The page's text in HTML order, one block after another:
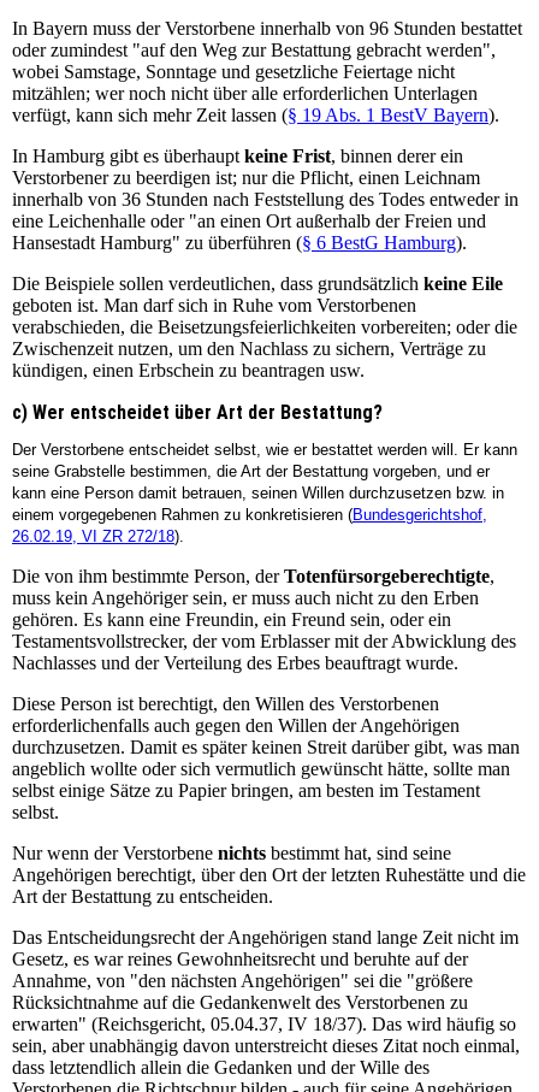
In Bayern muss der Verstorbene innerhalb von 96 Stunden bestattet
oder zumindest "auf den Weg zur Bestattung gebracht werden",
wobei Samstage, Sonntage und gesetzliche Feiertage nicht
mitzählen; wer noch nicht über alle erforderlichen Unterlagen
verfügt, kann sich mehr Zeit lassen (§ 19 Abs. 1 BestV Bayern).
In Hamburg gibt es überhaupt keine Frist, binnen derer ein
Verstorbener zu beerdigen ist; nur die Pflicht, einen Leichnam
innerhalb von 36 Stunden nach Feststellung des Todes entweder in
eine Leichenhalle oder "an einen Ort außerhalb der Freien und
Hansestadt Hamburg" zu überführen (§ 6 BestG Hamburg).
Die Beispiele sollen verdeutlichen, dass grundsätzlich keine Eile
geboten ist. Man darf sich in Ruhe vom Verstorbenen
verabschieden, die Beisetzungsfeierlichkeiten vorbereiten; oder die
Zwischenzeit nutzen, um den Nachlass zu sichern, Verträge zu
kündigen, einen Erbschein zu beantragen usw.
c) Wer entscheidet über Art der Bestattung?
Der Verstorbene entscheidet selbst, wie er bestattet werden will. Er kann
seine Grabstelle bestimmen, die Art der Bestattung vorgeben, und er
kann eine Person damit betrauen, seinen Willen durchzusetzen bzw. in
einem vorgegebenen Rahmen zu konkretisieren (Bundesgerichtshof,
26.02.19, VI ZR 272/18).
Die von ihm bestimmte Person, derTotenfürsorgeberechtigte,
muss kein Angehöriger sein, er muss auch nicht zu den Erben
gehören. Es kann eine Freundin, ein Freund sein, oder ein
Testamentsvollstrecker, der vom Erblasser mit der Abwicklung des
Nachlasses und der Verteilung des Erbes beauftragt wurde.
Diese Person ist berechtigt, den Willen des Verstorbenen
erforderlichenfalls auch gegen den Willen der Angehörigen
durchzusetzen. Damit es später keinen Streit darüber gibt, was man
angeblich wollte oder sich vermutlich gewünscht hätte, sollte man
selbst einige Sätze zu Papier bringen, am besten im Testament
selbst.
Nur wenn der Verstorbene nichts bestimmt hat, sind seine
Angehörigen berechtigt, über den Ort der letzten Ruhestätte und die
Art der Bestattung zu entscheiden.
Das Entscheidungsrecht der Angehörigen stand lange Zeit nicht im
Gesetz, es war reines Gewohnheitsrecht und beruhte auf der
Annahme, von "den nächsten Angehörigen" sei die "größere
Rücksichtnahme auf die Gedankenwelt des Verstorbenen zu
erwarten" (Reichsgericht, 05.04.37, IV 18/37). Das wird häufig so
sein, aber unabhängig davon unterstreicht dieses Zitat noch einmal,
dass letztendlich allein die Gedanken und der Wille des